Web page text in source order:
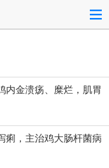
内金溃疡、糜烂，肌胃
痢，主治鸡大肠杆菌病